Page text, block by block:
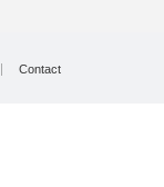
Contact